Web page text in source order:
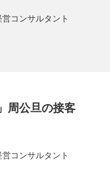
コンサルタント
周公旦の接客
コンサルタント